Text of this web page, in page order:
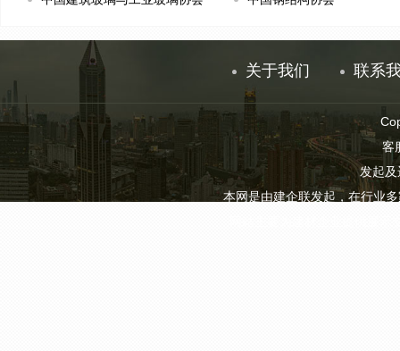
关于我们 联系
客
发起
本网是由建企联发起，在行业